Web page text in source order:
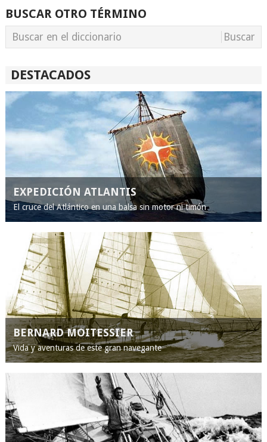
BUSCAR OTRO TÉRMINO
DESTACADOS
EXPEDICIÓN ATLANTIS
El cruce del Atlántico en una balsa sin motor ni timón
BERNARD MOITESSIER
Vida y aventuras de este gran navegante